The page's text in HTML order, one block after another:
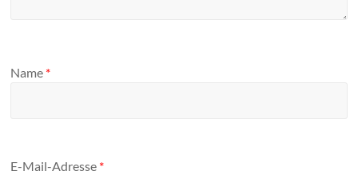
Name *
E-Mail-Adresse *